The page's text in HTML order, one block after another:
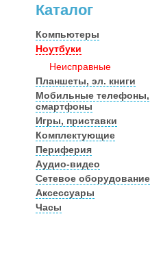
Каталог
Компьютеры
Ноутбуки
Неисправные
Планшеты, эл. книги
Мобильные телефоны,
смартфоны
Игры, приставки
Комплектующие
Периферия
Аудио-видео
Сетевое оборудование
Аксессуары
Часы